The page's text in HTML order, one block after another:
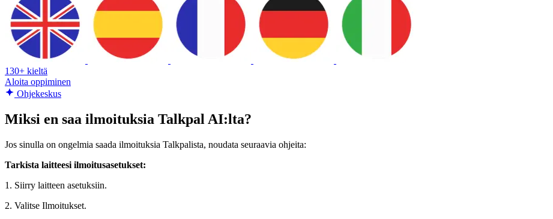
130+ kieltä
Aloita oppiminen
Ohjekeskus
Miksi en saa ilmoituksia Talkpal AI:lta?
Jos sinulla on ongelmia saada ilmoituksia Talkpalista, noudata seuraavia ohjeita:
Tarkista laitteesi ilmoitusasetukset:
1. Siirry laitteen asetuksiin.
2. Valitse Ilmoitukset.